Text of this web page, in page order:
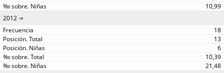
10,99
2012
18
13
6
10,39
21,48